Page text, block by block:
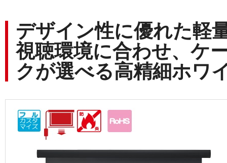
デザイン性に優れた軽
視聴環境に合わせ、ケ
クが選べる高精細ホワ